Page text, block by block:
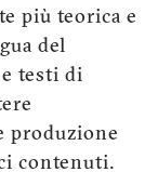
più teorica e
del
testi di
produzione
contenuti.